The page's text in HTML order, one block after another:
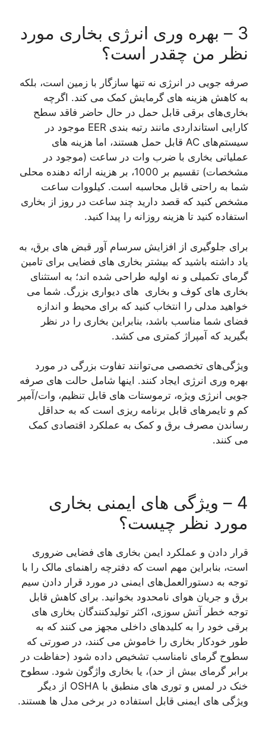
3 – بهره وری انرژی بخاری مورد
نظر من چقدر است؟
صرفه جویی در انرژی نه تنها سازگار با زمین است، بلکه
به کاهش هزینه های گرمایش کمک می کند. اگرچه
بخاری‌های برقی قابل حمل در حال حاضر فاقد سطح
کارایی استانداردی مانند رتبه بندی EER موجود در
سیستم‌های AC قابل حمل هستند، اما هزینه های
عملیاتی بخاری با ضرب وات در ساعت (موجود در
مشخصات) تقسیم بر 1000، بر هزینه ارائه دهنده محلی
شما به راحتی قابل محاسبه است. کیلووات ساعت
مشخص کنید که قصد دارید چند ساعت در روز از بخاری
استفاده کنید تا هزینه روزانه را پیدا کنید.
برای جلوگیری از افزایش سرسام آور قبض های برق، به
یاد داشته باشید که بیشتر بخاری های فضایی برای تامین
گرمای تکمیلی و نه اولیه طراحی شده اند؛ به استثنای
بخاری های کوف و بخاری های دیواری بزرگ. شما می
خواهید مدلی را انتخاب کنید که برای محیط و اندازه
فضای شما مناسب باشد، بنابراین بخاری را در نظر
بگیرید که آمپراژ کمتری می کشد.
ویژگی‌های تخصصی می‌توانند تفاوت بزرگی در مورد
بهره وری انرژی ایجاد کنند. اینها شامل حالت های صرفه
جویی انرژی ویژه، ترموستات های قابل تنظیم، وات/آمپر
کم و تایمرهای قابل برنامه ریزی است که به حداقل
رساندن مصرف برق و کمک به عملکرد اقتصادی کمک
می کنند.
4 – ویژگی های ایمنی بخاری
مورد نظر چیست؟
قرار دادن و عملکرد ایمن بخاری های فضایی ضروری
است، بنابراین مهم است که دفترچه راهنمای مالک را با
توجه به دستورالعمل‌های ایمنی در مورد قرار دادن سیم
برق و جریان هوای نامحدود بخوانید. برای کاهش قابل
توجه خطر آتش‌ سوزی، اکثر تولیدکنندگان بخاری های
برقی خود را به کلیدهای داخلی مجهز می کنند که به
طور خودکار بخاری را خاموش می کنند، در صورتی که
سطوح گرمای نامناسب تشخیص داده شود (حفاظت در
برابر گرمای بیش از حد)، یا بخاری واژگون شود. سطوح
خنک در لمس و توری های منطبق با OSHA از دیگر
ویژگی های ایمنی قابل استفاده در برخی مدل ها هستند.